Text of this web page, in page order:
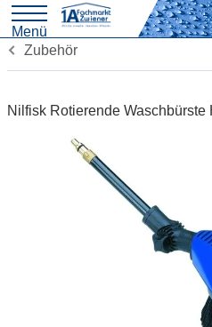
Menü
Zubehör
Nilfisk Rotierende